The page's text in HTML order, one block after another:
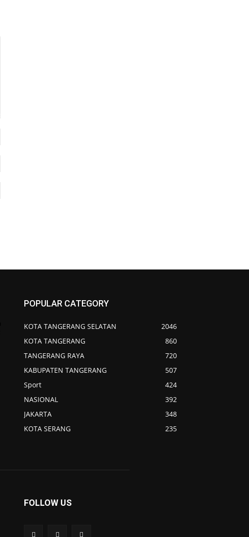
POPULAR CATEGORY
KOTA TANGERANG SELATAN
2046
KOTA TANGERANG
860
TANGERANG RAYA
720
KABUPATEN TANGERANG
507
Sport
424
NASIONAL
392
JAKARTA
348
KOTA SERANG
235
FOLLOW US